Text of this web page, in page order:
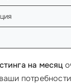
на месяц